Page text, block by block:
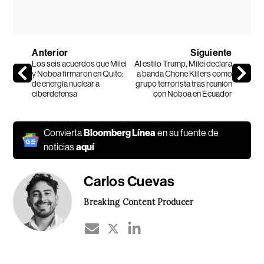
Anterior
Los seis acuerdos que Milei
y Noboa firmaron en Quito:
de energía nuclear a
ciberdefensa
Siguiente
Al estilo Trump, Milei declara
a banda Chone Killers como
grupo terrorista tras reunión
con Noboa en Ecuador
ConviertaBloomberg Línea en su fuente de
noticiasaquí
Carlos Cuevas
Breaking Content Producer